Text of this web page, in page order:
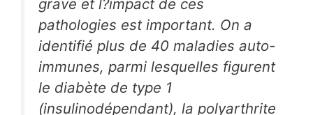
grave et l?impact de ces
pathologies est important. On a
identifié plus de 40 maladies auto-
immunes, parmi lesquelles figurent
le diabète de type 1
(insulinodépendant), la polyarthrite